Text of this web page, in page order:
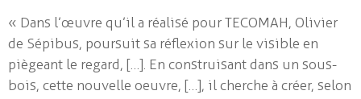
« Dans l’œuvre qu’il a réalisé pour TECOMAH, Olivier
de Sépibus, poursuit sa réflexion sur le visible en
piègeant le regard, […]. En construisant dans un sous-
bois, cette nouvelle oeuvre, […], il cherche à créer, selon